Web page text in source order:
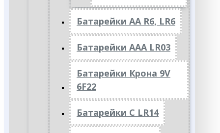
Батарейки АА R6, LR6
Батарейки АAА LR03
Батарейки Крона 9V
6F22
Батарейки C LR14